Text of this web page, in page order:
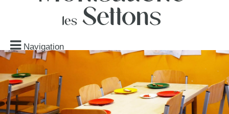
Navigation